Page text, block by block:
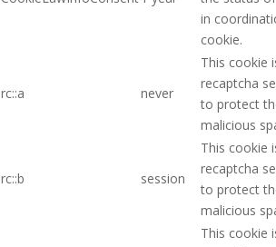
in
cookie.
rc::a never
This cookie
recaptcha
to protect
malicious
rc::b session
This cookie
recaptcha
to protect
malicious
This cookie